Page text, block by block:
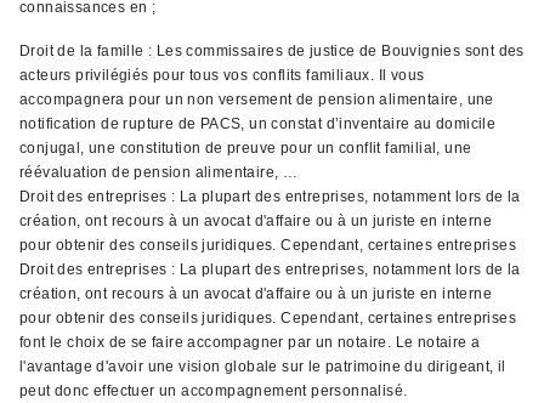
connaissances en ;
Droit de la famille : Les commissaires de justice de Bouvignies sont des
acteurs privilégiés pour tous vos conflits familiaux. Il vous
accompagnera pour un non versement de pension alimentaire, une
notification de rupture de PACS, un constat d’inventaire au domicile
conjugal, une constitution de preuve pour un conflit familial, une
réévaluation de pension alimentaire, …
Droit des entreprises : La plupart des entreprises, notamment lors de la
création, ont recours à un avocat d'affaire ou à un juriste en interne
pour obtenir des conseils juridiques. Cependant, certaines entreprises
Droit des entreprises : La plupart des entreprises, notamment lors de la
création, ont recours à un avocat d'affaire ou à un juriste en interne
pour obtenir des conseils juridiques. Cependant, certaines entreprises
font le choix de se faire accompagner par un notaire. Le notaire a
l'avantage d'avoir une vision globale sur le patrimoine du dirigeant, il
peut donc effectuer un accompagnement personnalisé.